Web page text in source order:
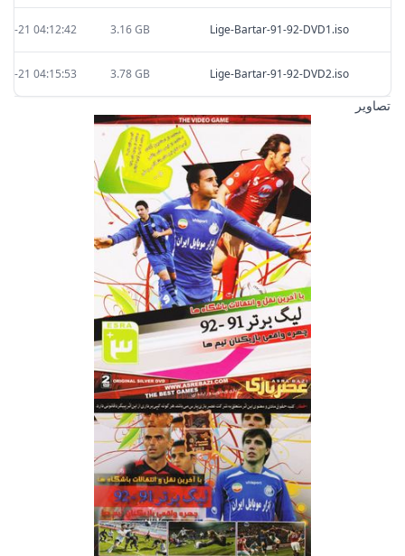
Lige-Bartar-91-92-DVD1.iso
3.16 GB
21 04:12:42
Lige-Bartar-91-92-DVD2.iso
3.78 GB
21 04:15:53
تصاویر